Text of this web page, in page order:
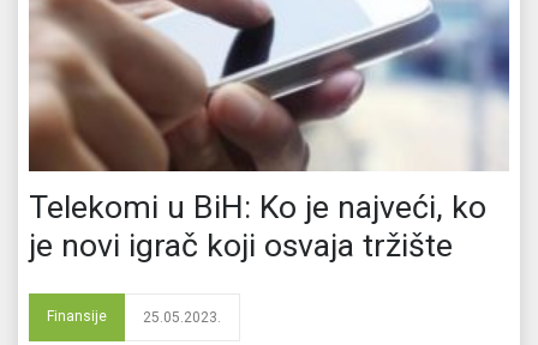
Telekomi u BiH: Ko je najveći, ko
je novi igrač koji osvaja tržište
Finansije 25.05.2023.